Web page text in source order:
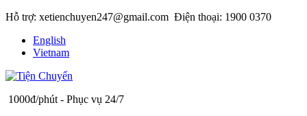
Hỗ trợ: xetienchuyen247@gmail.com Điện thoại: 1900 0370
English
Vietnam
1000đ/phút - Phục vụ 24/7